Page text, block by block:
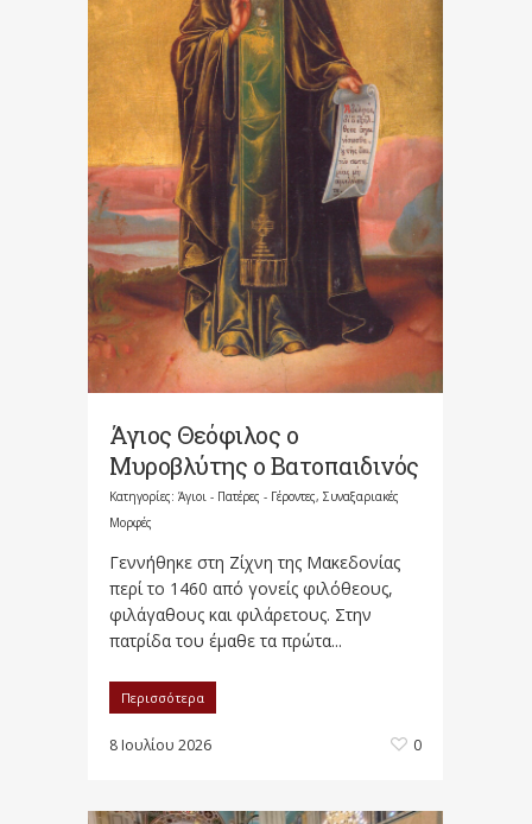
Άγιος Θεόφιλος ο
Μυροβλύτης ο Βατοπαιδινός
Κατηγορίες: Άγιοι - Πατέρες - Γέροντες, Συναξαριακές
Μορφές
Γεννήθηκε στη Ζίχνη της Μακεδονίας
περί το 1460 από γονείς φιλόθεους,
φιλάγαθους και φιλάρετους. Στην
πατρίδα του έμαθε τα πρώτα...
Περισσότερα
8 Ιουλίου 2026 0